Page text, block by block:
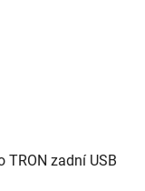
TRON zadní USB